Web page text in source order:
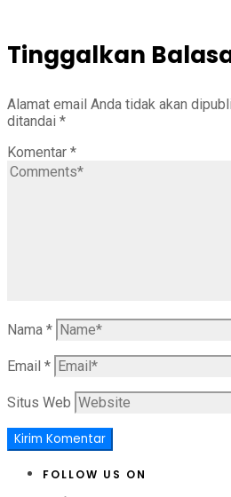
Tinggalkan
Alamat email Anda tidak akan
ditandai *
Komentar *
Nama *
Email *
Situs Web
FOLLOW US ON